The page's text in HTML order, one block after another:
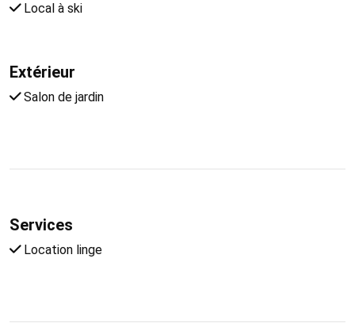
Local à ski
Extérieur
Salon de jardin
Services
Location linge